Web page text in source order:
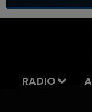
LA TEAM
RADIO